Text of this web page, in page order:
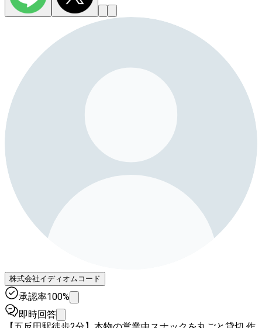
株式会社イディオムコード
承認率100%
即時回答